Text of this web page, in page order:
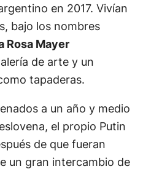
en 2017. Vivían
bajo los nombres
Rosa Mayer
de arte y un
tapaderas.
a un año y medio
el propio Putin
de que fueran
un gran intercambio de